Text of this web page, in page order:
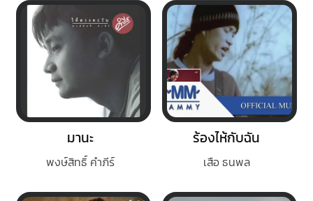
มานะ
พงษ์สิทธิ์ คำภีร์
ร้องไห้กับฉัน
เสือ ธนพล